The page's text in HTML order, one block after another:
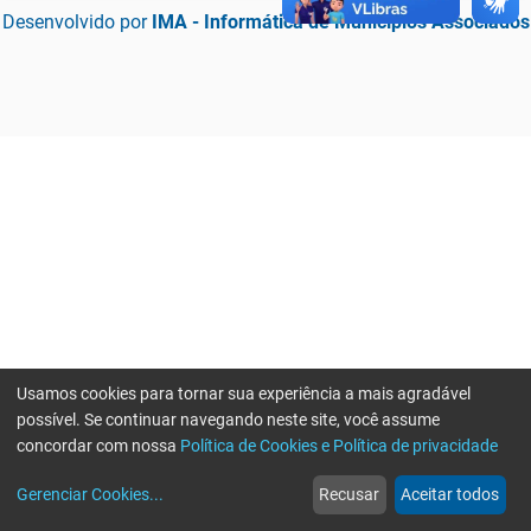
Desenvolvido por IMA - Informática de Municípios Associados
web
Notícias
more_horiz
Mais
Usamos cookies para tornar sua experiência a mais agradável
possível. Se continuar navegando neste site, você assume
concordar com nossa Política de Cookies e Política de privacidade
Gerenciar Cookies... Recusar Aceitar todos
Erro ao enviar informações, por favor tente novamente